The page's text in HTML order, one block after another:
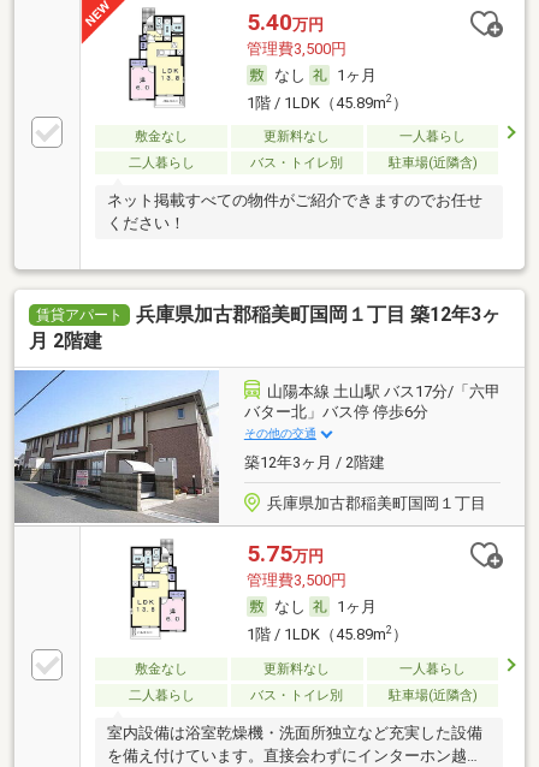
5.40万円
管理費3,500円
なし
1ヶ月
1階 / 1LDK（45.89m2）
敷金なし 更新料なし
一人暮らし
二人暮らし
バス・トイレ別 駐車場(近隣含)
ネット掲載すべての物件がご紹介できますのでお任せ
ください！
賃貸アパート
兵庫県加古郡稲美町国岡１丁目 築12年3ヶ
月 2階建
山陽本線 土山駅 バス17分/「六甲
バター北」バス停 停歩6分
その他の交通
築12年3ヶ月 / 2階建
兵庫県加古郡稲美町国岡１丁目
5.75万円
管理費3,500円
なし
1ヶ月
1階 / 1LDK（45.89m2）
敷金なし 更新料なし
一人暮らし
二人暮らし
バス・トイレ別 駐車場(近隣含)
室内設備は浴室乾燥機・洗面所独立など充実した設備
を備え付けています。直接会わずにインターホン越し